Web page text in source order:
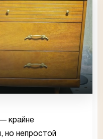
крайне
но непростой